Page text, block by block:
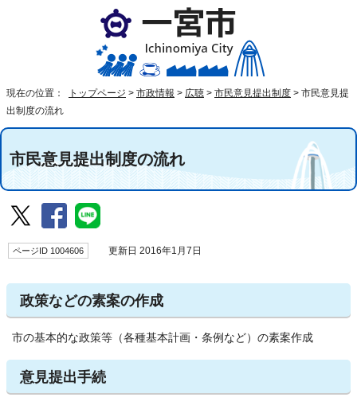
現在の位置： トップページ > 市政情報 > 広聴 > 市民意見提出制度 > 市民意見提
出制度の流れ
市民意見提出制度の流れ
ページID 1004606 更新日 2016年1月7日
政策などの素案の作成
市の基本的な政策等（各種基本計画・条例など）の素案作成
意見提出手続